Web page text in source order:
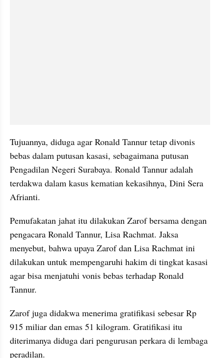
Tujuannya, diduga agar Ronald Tannur tetap divonis
bebas dalam putusan kasasi, sebagaimana putusan
Pengadilan Negeri Surabaya. Ronald Tannur adalah
terdakwa dalam kasus kematian kekasihnya, Dini Sera
Afrianti.
Pemufakatan jahat itu dilakukan Zarof bersama dengan
pengacara Ronald Tannur, Lisa Rachmat. Jaksa
menyebut, bahwa upaya Zarof dan Lisa Rachmat ini
dilakukan untuk mempengaruhi hakim di tingkat kasasi
agar bisa menjatuhi vonis bebas terhadap Ronald
Tannur.
Zarof juga didakwa menerima gratifikasi sebesar Rp
915 miliar dan emas 51 kilogram. Gratifikasi itu
diterimanya diduga dari pengurusan perkara di lembaga
peradilan.